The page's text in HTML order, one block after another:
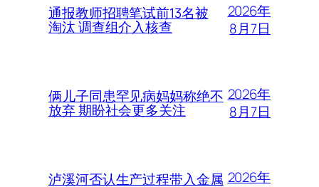
通报教师招聘笔试前13名被
淘汰 调查组介入核查
2026年
8月7日
俩儿子同患罕见病妈妈称绝不
放弃 期盼社会更多关注
2026年
8月7日
泸溪河否认生产过程带入金属 2026年